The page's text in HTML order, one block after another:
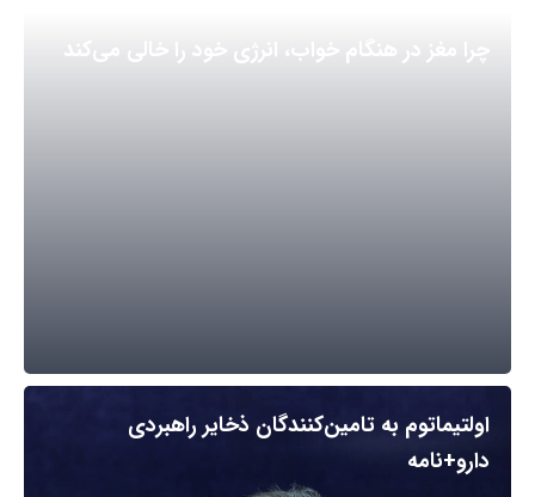
چرا مغز در هنگام خواب، انرژی خود را خالی می‌کند
اولتیماتوم به تامین‌کنندگان ذخایر راهبردی
دارو+نامه